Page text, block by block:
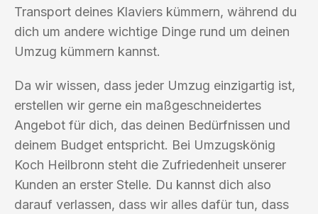
Transport deines Klaviers kümmern, während du
dich um andere wichtige Dinge rund um deinen
Umzug kümmern kannst.
Da wir wissen, dass jeder Umzug einzigartig ist,
erstellen wir gerne ein maßgeschneidertes
Angebot für dich, das deinen Bedürfnissen und
deinem Budget entspricht. Bei Umzugskönig
Koch Heilbronn steht die Zufriedenheit unserer
Kunden an erster Stelle. Du kannst dich also
darauf verlassen, dass wir alles dafür tun, dass